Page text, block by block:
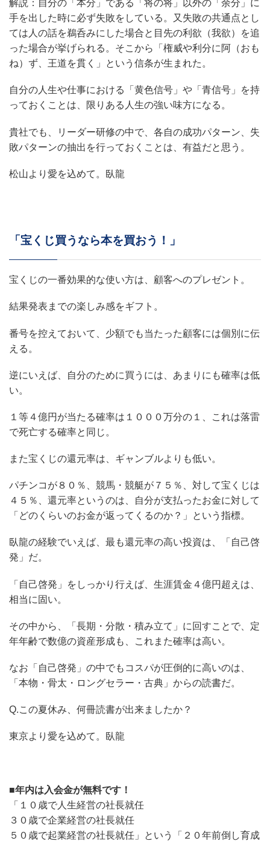
解説：自分の「本分」である「将の将」以外の「余分」に
手を出した時に必ず失敗をしている。又失敗の共通点とし
ては人の話を鵜呑みにした場合と目先の利欲（我欲）を追
った場合が挙げられる。そこから「権威や利分に阿（おも
ね）ず、王道を貫く」という信条が生まれた。
自分の人生や仕事における「黄色信号」や「青信号」を持
っておくことは、限りある人生の強い味方になる。
貴社でも、リーダー研修の中で、各自の成功パターン、失
敗パターンの抽出を行っておくことは、有益だと思う。
松山より愛を込めて。臥龍
「宝くじ買うなら本を買おう！」
宝くじの一番効果的な使い方は、顧客へのプレゼント。
結果発表までの楽しみ感をギフト。
番号を控えておいて、少額でも当たった顧客には個別に伝
える。
逆にいえば、自分のために買うには、あまりにも確率は低
い。
１等４億円が当たる確率は１０００万分の１、これは落雷
で死亡する確率と同じ。
また宝くじの還元率は、ギャンブルよりも低い。
パチンコが８０％、競馬・競艇が７５％、対して宝くじは
４５％、還元率というのは、自分が支払ったお金に対して
「どのくらいのお金が返ってくるのか？」という指標。
臥龍の経験でいえば、最も還元率の高い投資は、「自己啓
発」だ。
「自己啓発」をしっかり行えば、生涯賃金４億円超えは、
相当に固い。
その中から、「長期・分散・積み立て」に回すことで、定
年年齢で数億の資産形成も、これまた確率は高い。
なお「自己啓発」の中でもコスパが圧倒的に高いのは、
「本物・骨太・ロングセラー・古典」からの読書だ。
Q.この夏休み、何冊読書が出来ましたか？
東京より愛を込めて。臥龍
■年内は入会金が無料です！
「１０歳で人生経営の社長就任
３０歳で企業経営の社長就任
５０歳で起業経営の社長就任」という「２０年前倒し育成